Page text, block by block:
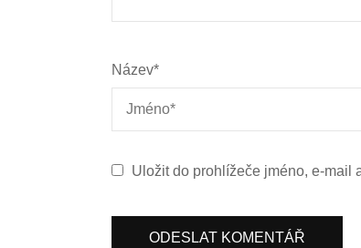
Název*
Uložit do prohlížeče jméno, e-mail